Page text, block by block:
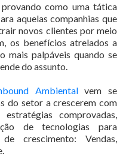
como uma tática
aquelas companhias que
novos clientes por meio
os benefícios atrelados a
mais palpáveis quando se
do assunto.
Ambientalvem se
do setor a crescerem com
comprovadas,
de tecnologias para
crescimento: Vendas,